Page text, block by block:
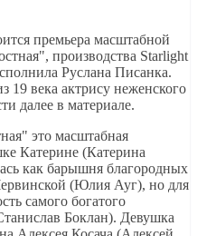
премьера масштабной
производства Starlight
Руслана Писанка.
19 века актрису неженского
далее в материале.
это масштабная
Катерине (Катерина
как барышня благородных
(Юлия Ауг), но для
самого богатого
Боклан). Девушка